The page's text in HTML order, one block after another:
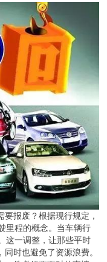
报废？根据现行规定，
里程的概念。当车辆行
这一调整，让那些平时
时也避免了资源浪费。